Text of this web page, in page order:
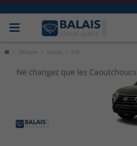
ESSUIE GLACE ARRIÈRE
Voiture Lexus NX